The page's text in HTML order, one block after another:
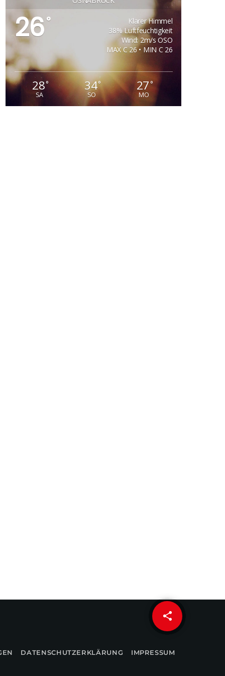
share
email
26°
Klarer Himmel
38% Luftfeuchtigkeit
Wind: 2m/s OSO
MAX C 26 • MIN C 26
28°
SA
34°
SO
27°
MO
DATENSCHUTZERKLÄRUNG
IMPRESSUM